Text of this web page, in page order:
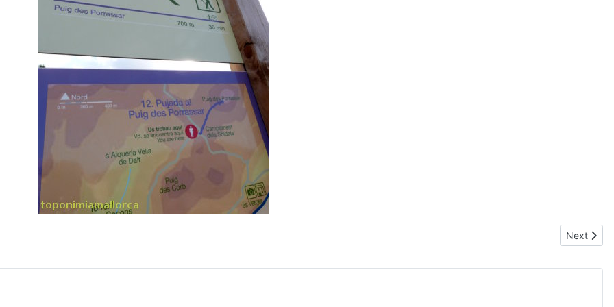
Next
Next